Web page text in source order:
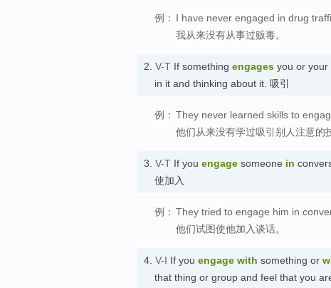
例： I have never engaged in drug
我从来没有从事过贩毒。
2. V-T If something engages you or your
in it and thinking about it. 吸引
例： They never learned skills to
他们从来没有学过吸引别人注意的
3. V-T If you engage someone in
使加入
例： They tried to engage him in
他们试图使他加入谈话。
4. V-I If you engage with something or
that thing or group and feel that you